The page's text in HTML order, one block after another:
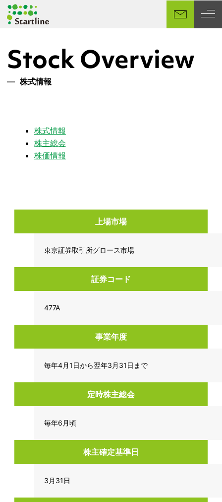
イ
ン
Stock Overview
株式情報
株式情報
株主総会
株価情報
上場市場
東京証券取引所グロース市場
証券コード
477A
事業年度
毎年4月1日から翌年3月31日まで
定時株主総会
毎年6月頃
株主確定基準日
3月31日